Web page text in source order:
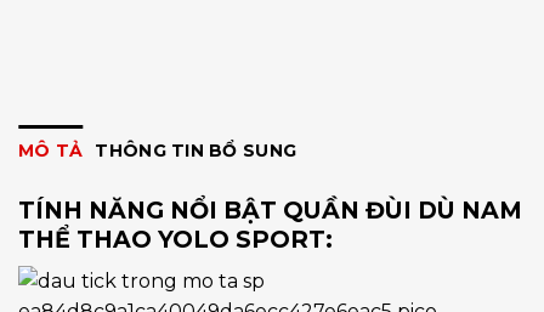
MÔ TẢ THÔNG TIN BỔ SUNG
TÍNH NĂNG NỔI BẬT QUẦN ĐÙI DÙ NAM
THỂ THAO YOLO SPORT: